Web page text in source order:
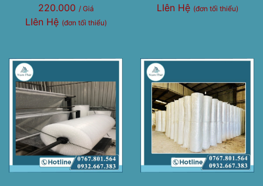
220.000 / Giá
LIên Hệ (đơn tối thiểu)
LIên Hệ (đơn tối thiểu)